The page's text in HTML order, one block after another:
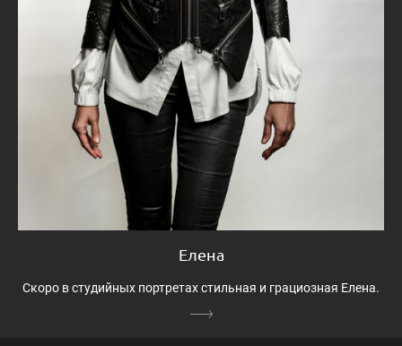
Елена
Скоро в студийных портретах стильная и грациозная Елена.